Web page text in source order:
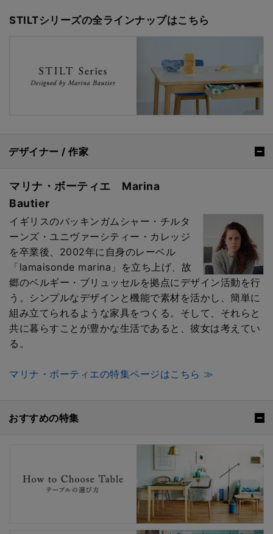
STILTシリーズの全ラインナップはこちら
デザイナー / 作家
マリナ・ボーティエ Marina
Bautier
イギリスのバッキンガムシャー・チルタ
ーンズ・ユニヴァーシティー・カレッジ
を卒業後、2002年に自身のレーベル
「lamaisonde marina」を立ち上げ、故
郷のベルギー・ブリュッセルを拠点にデザイン活動を行
う。シンプルなデザインと機能で素材を活かし、簡単に
組み立てられるような家具をつくる。そして、それらと
共に暮らすことが豊かな生活であると、彼女は考えてい
る。
マリナ・ボーティエの特集ページはこちら ≫
おすすめの特集